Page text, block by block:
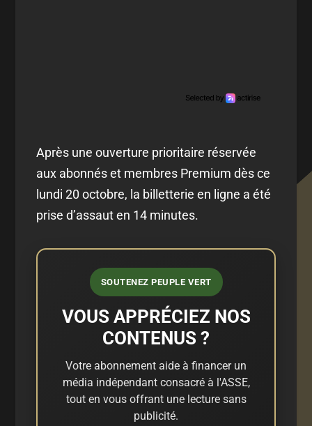
Après une ouverture prioritaire réservée
aux abonnés et membres Premium dès ce
lundi 20 octobre, la billetterie en ligne a été
prise d’assaut en 14 minutes.
SOUTENEZ PEUPLE VERT
VOUS APPRÉCIEZ NOS
CONTENUS ?
Votre abonnement aide à financer un
média indépendant consacré à l'ASSE,
tout en vous offrant une lecture sans
publicité.